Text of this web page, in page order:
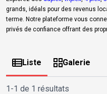
grands, idéals pour des revenus
terme. Notre plateforme vous
privés de confiance offrant des
Liste Galerie
1-1 de 1 résultats